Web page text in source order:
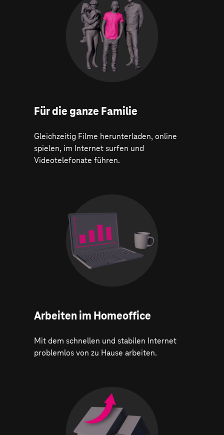
Für die ganze Familie
Gleichzeitig Filme herunterladen, online
spielen, im Internet surfen und
Videotelefonate führen.
Arbeiten im Homeoffice
Mit dem schnellen und stabilen Internet
problemlos von zu Hause arbeiten.